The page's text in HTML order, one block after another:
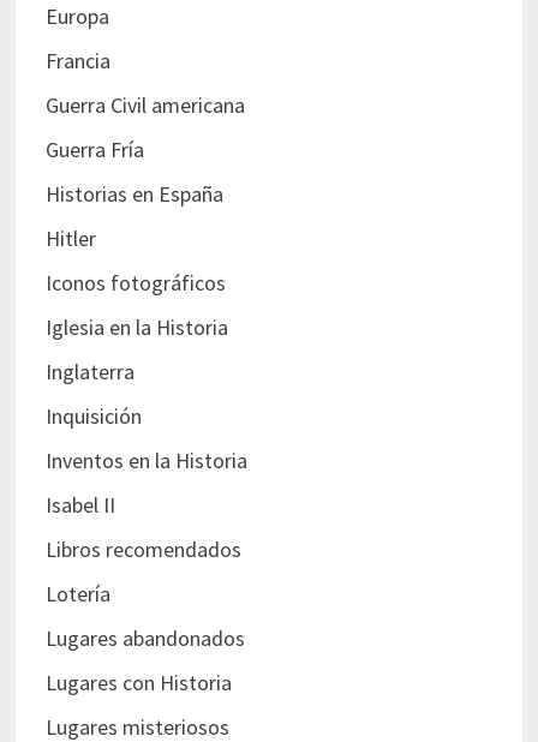
Europa
Francia
Guerra Civil americana
Guerra Fría
Historias en España
Hitler
Iconos fotográficos
Iglesia en la Historia
Inglaterra
Inquisición
Inventos en la Historia
Isabel II
Libros recomendados
Lotería
Lugares abandonados
Lugares con Historia
Lugares misteriosos